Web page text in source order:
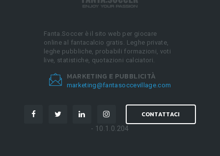
Fanta.Soccer è il sito web per giocare
online al fantacalcio gratis. Leghe private,
leghe pubbliche, probabili formazioni, voti
live, statistiche, quotazioni calciatori.
MARKETING E PUBBLICITÀ
marketing@fantasoccevillage.com
CONTATTACI
- 10.1.0.204